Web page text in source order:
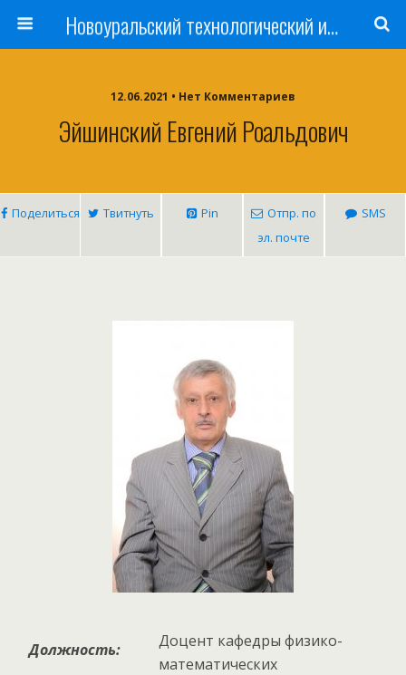
Новоуральский технологический институт НИЯУ МИФИ
12.06.2021 • Нет Комментариев
Эйшинский Евгений Роальдович
Поделиться Твитнуть Pin
Отпр. по
эл. почте
SMS
Должность:
Доцент кафедры физико-
математических